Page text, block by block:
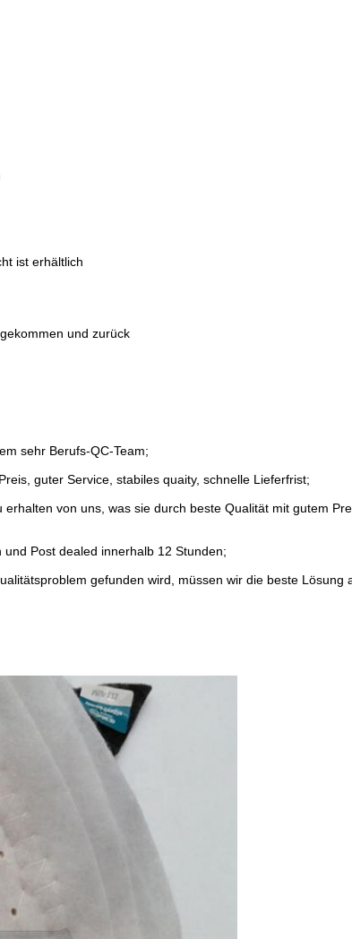
ist erhältlich
und zurück
sehr Berufs-QC-Team;
guter Service, stabiles quaity, schnelle Lieferfrist;
von uns, was sie durch beste Qualität mit gutem
Post dealed innerhalb 12 Stunden;
gefunden wird, müssen wir die beste Lösung